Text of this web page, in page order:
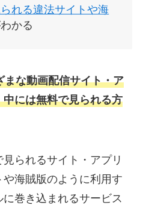
れる違法サイトや海
かる
な動画配信サイト・ア
には無料で見られる方
られるサイト・アプリ
海賊版のように利用す
巻き込まれるサービス